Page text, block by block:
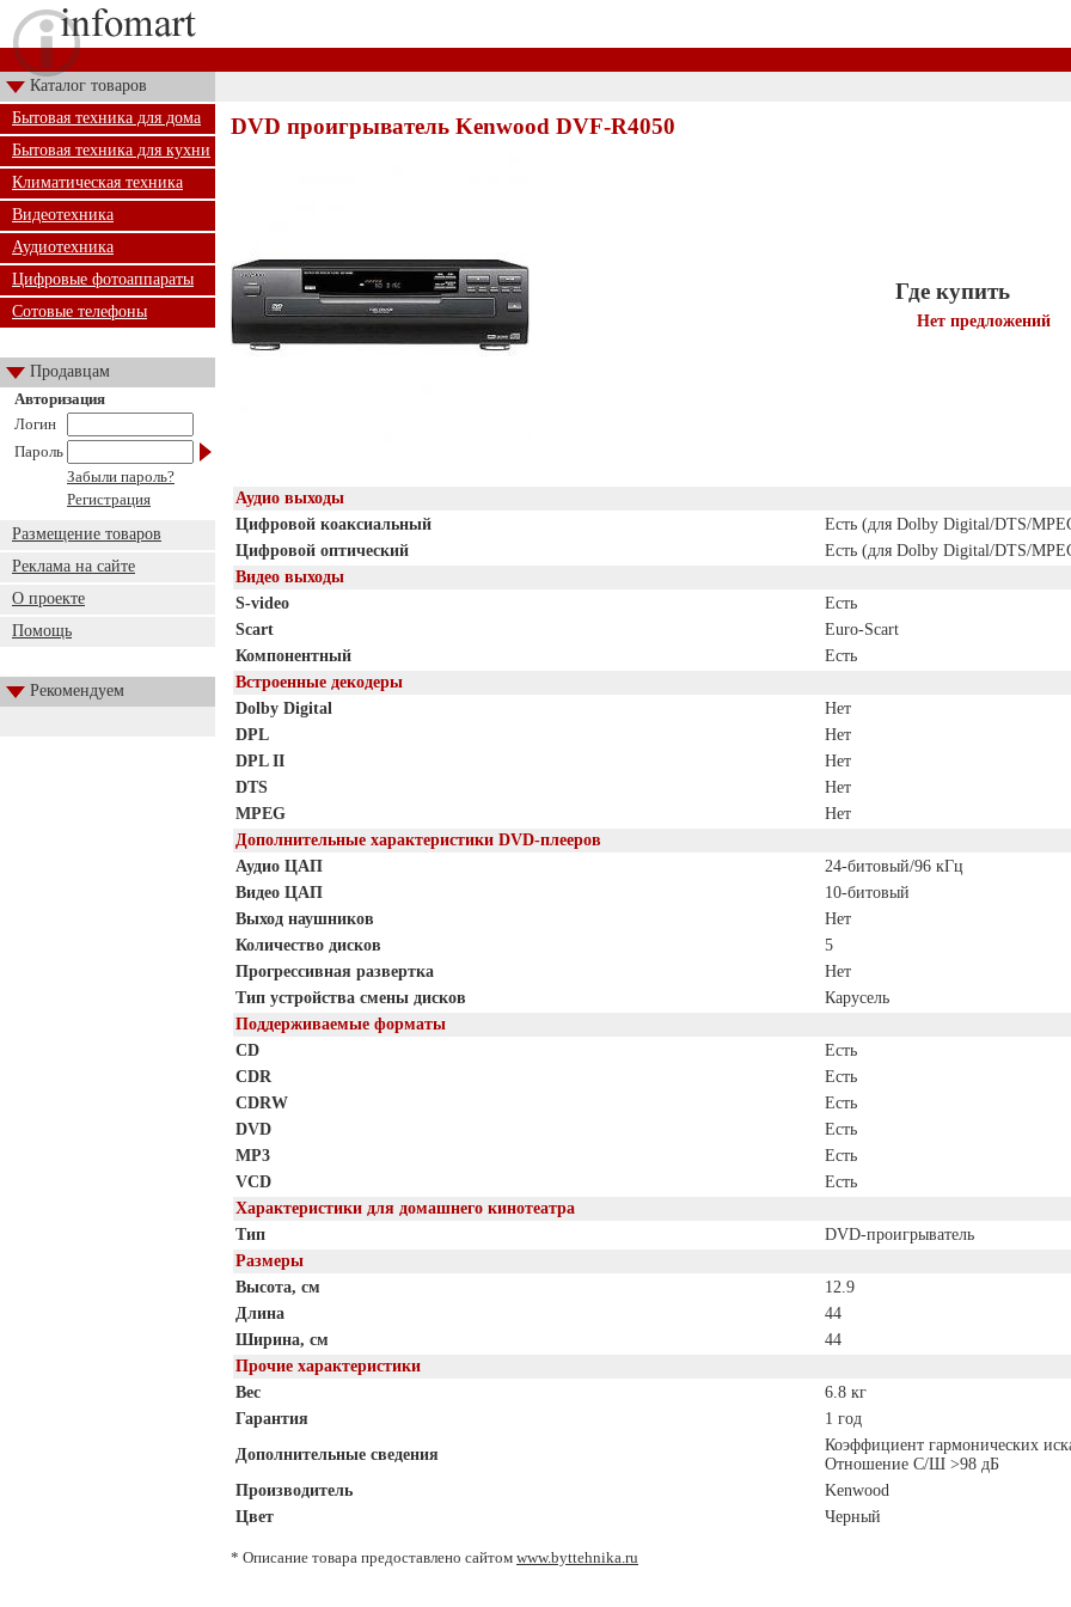
Каталог товаров
Бытовая техника для дома
Бытовая техника для кухни
Климатическая техника
Видеотехника
Аудиотехника
Цифровые фотоаппараты
Сотовые телефоны
Продавцам
Авторизация
Логин
Пароль
Забыли пароль?
Регистрация
Размещение товаров
Реклама на сайте
О проекте
Помощь
Рекомендуем
DVD проигрыватель Kenwood DVF-R4050
Где купить
Нет предложений
Аудио выходы
Цифровой коаксиальный
Есть (для Dolby Digital/DTS/
Цифровой оптический
Есть (для Dolby Digital/DTS/
Видео выходы
S-video
Есть
Scart
Euro-Scart
Компонентный
Есть
Встроенные декодеры
Dolby Digital
Нет
DPL
Нет
DPL II
Нет
DTS
Нет
MPEG
Нет
Дополнительные характеристики DVD-плееров
Аудио ЦАП
24-битовый/96 кГц
Видео ЦАП
10-битовый
Выход наушников
Нет
Количество дисков
5
Прогрессивная развертка
Нет
Тип устройства смены дисков
Карусель
Поддерживаемые форматы
CD
Есть
CDR
Есть
CDRW
Есть
DVD
Есть
MP3
Есть
VCD
Есть
Характеристики для домашнего кинотеатра
Тип
DVD-проигрыватель
Размеры
Высота, см
12.9
Длина
44
Ширина, см
44
Прочие характеристики
Вес
6.8 кг
Гарантия
1 год
Дополнительные сведения
Коэффициент гармoнических
Отношение С/Ш >98 дБ
Производитель
Kenwood
Цвет
Черный
* Описание товара предоставлено сайтом www.byttehnika.ru